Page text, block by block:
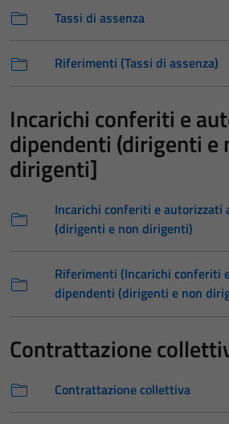
Tassi di assenza
Riferimenti (Tassi di assenza)
Incarichi conferiti e
dipendenti (dirigenti e
dirigenti]
Incarichi conferiti e autorizzati
(dirigenti e non dirigenti)
Riferimenti (Incarichi conferiti
dipendenti (dirigenti e non
Contrattazione
Contrattazione collettiva